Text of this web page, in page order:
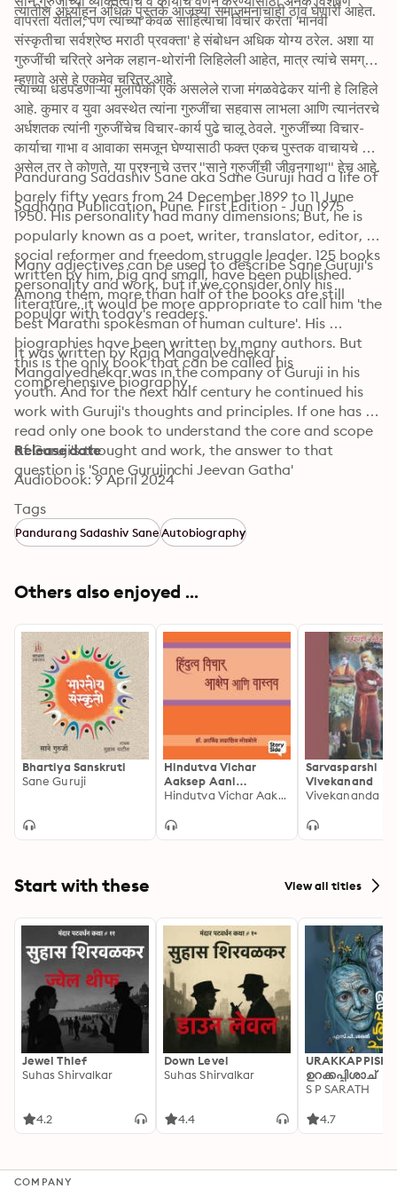
त्यातील अर्ध्याहून अधिक पुस्तके आजच्या समाजमनाचाही ठाव घेणारी आहेत.
वापरता येतील, पण त्यांच्या केवळ साहित्याचा विचार करता 'मानवी
संस्कृतीचा सर्वश्रेष्ठ मराठी प्रवक्ता' हे संबोधन अधिक योग्य ठरेल. अशा या
गुरुजींची चरित्रे अनेक लहान-थोरांनी लिहिलेली आहेत, मात्र त्यांचे समग्र
म्हणावे असे हे एकमेव चरित्र आहे.
त्यांच्या धडपडणाऱ्या मुलांपैकी एक असलेले राजा मंगळवेढेकर यांनी हे लिहिले
आहे. कुमार व युवा अवस्थेत त्यांना गुरुजींचा सहवास लाभला आणि त्यानंतरचे
अर्धशतक त्यांनी गुरुजींचेच विचार-कार्य पुढे चालू ठेवले. गुरुजींच्या विचार-
कार्याचा गाभा व आवाका समजून घेण्यासाठी फक्त एकच पुस्तक वाचायचे
असेल तर ते कोणते, या प्रश्नाचे उत्तर "साने गुरुजींची जीवनगाथा" हेच आहे.
Sadhana Publication, Pune. First Edition - Jun 1975
Pandurang Sadashiv Sane aka Sane Guruji had a life of
barely fifty years from 24 December 1899 to 11 June
1950. His personality had many dimensions; But, he is
popularly known as a poet, writer, translator, editor,
social reformer and freedom struggle leader. 125 books
written by him, big and small, have been published.
Among them, more than half of the books are still
popular with today's readers.
Many adjectives can be used to describe Sane Guruji's
personality and work, but if we consider only his
literature, it would be more appropriate to call him 'the
best Marathi spokesman of human culture'. His
biographies have been written by many authors. But
this is the only book that can be called his
comprehensive biography.
It was written by Raja Mangalvedhekar.
Mangalvedhekar was in the company of Guruji in his
youth. And for the next half century he continued his
work with Guruji's thoughts and principles. If one has to
read only one book to understand the core and scope
of Guruji's thought and work, the answer to that
question is 'Sane Gurujinchi Jeevan Gatha'
Release date
Audiobook: 9 April 2024
Tags
Pandurang Sadashiv SaneAutobiography
Others also enjoyed ...
Bhartiya Sanskruti
Sane Guruji
Hindutva Vichar
Aaksep Aani
Vastavya
Hindutva Vichar Aaksep Aani Vastavya
Sarvasparshi
Vivekanand
Start with these View all titles
Jewel Thief
Suhas Shirvalkar
4.2
Down Level
Suhas Shirvalkar
4.4
ഉറക്കപ്പിശാച്
S P SARATH
4.7
COMPANY